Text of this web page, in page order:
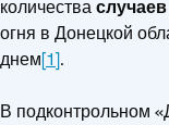
количества
огня в Донецкой
днем[1].
В подконтрольном